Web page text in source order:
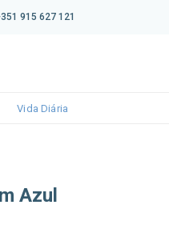
915 627 121
Toggle dropdown
Vida Diária
Azul